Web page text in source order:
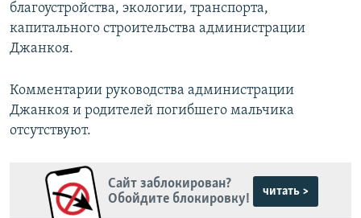
благоустройства, экологии, транспорта,
капитального строительства администрации
Джанкоя.
Комментарии руководства администрации
Джанкоя и родителей погибшего мальчика
отсутствуют.
Сайт заблокирован?
Обойдите блокировку!
читать >